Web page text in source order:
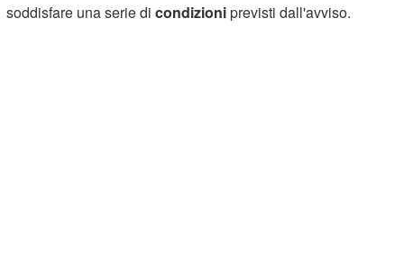
soddisfare una serie dicondizioniprevisti dall'avviso.